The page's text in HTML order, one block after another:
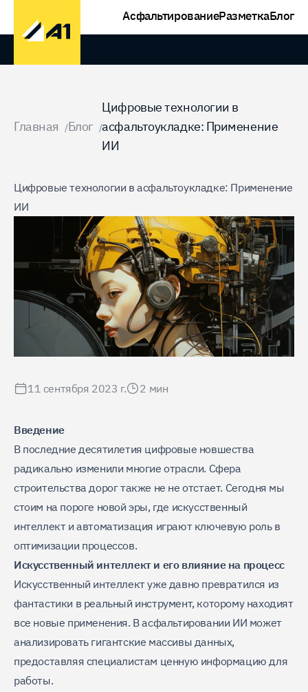
АсфальтированиеРазметкаБлог
Главная /Блог /
Цифровые технологии в
асфальтоукладке: Применение
ИИ
Цифровые технологии в асфальтоукладке: Применение
ИИ
11 сентября 2023 г. 2 мин
Введение
В последние десятилетия цифровые новшества
радикально изменили многие отрасли. Сфера
строительства дорог также не не отстает. Сегодня мы
стоим на пороге новой эры, где искусственный
интеллект и автоматизация играют ключевую роль в
оптимизации процессов.
Искусственный интеллект и его влияние на процесс
Искусственный интеллект уже давно превратился из
фантастики в реальный инструмент, которому находият
все новые применения. В асфальтировании ИИ может
анализировать гигантские массивы данных,
предоставляя специалистам ценную информацию для
работы.